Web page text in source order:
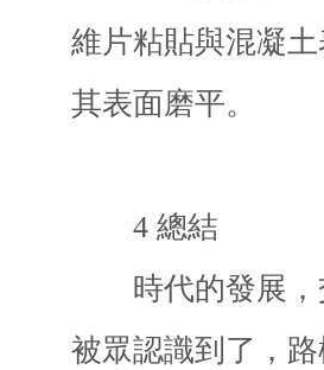
維片粘貼與混凝
其表面磨平。
4 總結
時代的發展，
被眾認識到了，